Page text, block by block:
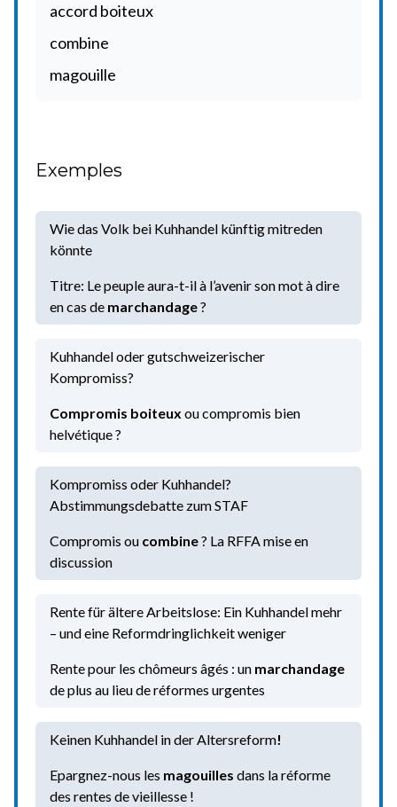
accord boiteux
combine
magouille
Exemples
Wie das Volk bei Kuhhandel künftig mitreden
könnte
Titre: Le peuple aura-t-il à l’avenir son mot à dire
en cas de marchandage?
Kuhhandel oder gutschweizerischer
Kompromiss?
Compromis boiteux ou compromis bien
helvétique ?
Kompromiss oder Kuhhandel?
Abstimmungsdebatte zum STAF
Compromis ou combine? La RFFA mise en
discussion
Rente für ältere Arbeitslose: Ein Kuhhandel mehr
– und eine Reformdringlichkeit weniger
Rente pour les chômeurs âgés : un marchandage
de plus au lieu de réformes urgentes
Keinen Kuhhandel in der Altersreform!
Epargnez-nous les magouilles dans la réforme
des rentes de vieillesse !